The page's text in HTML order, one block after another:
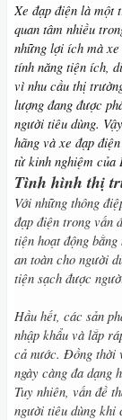
Xe đạp điện là một
quan tâm nhiều
những lợi ích mà
tính năng tiện ích,
vì nhu cầu thị
lượng đang được
người tiêu dùng.
hãng và xe đạp
từ kinh nghiệm của
Tình hình thị
Với những thông
đạp điện trong vấn
tiện hoạt động
an toàn cho người
tiện sạch được
Hầu hết, các sản
nhập khẩu và lắp
cả nước. Đồng thời
ngày càng đa dạng
Tuy nhiên, vấn đề
người tiêu dùng khi